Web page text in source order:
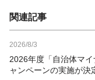
関連記事
2026/8/3
2026年度「自治体マ
ャンペーンの実施が決